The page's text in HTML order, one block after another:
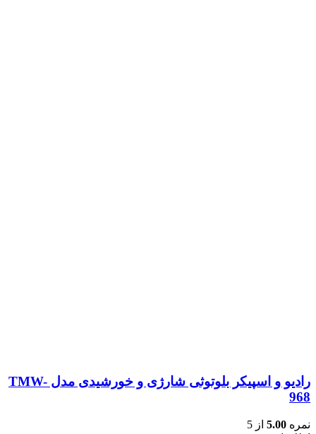
رادیو و اسپیکر بلوتوثی شارژی و خورشیدی مدل TMW-
968
نمره 5.00 از 5